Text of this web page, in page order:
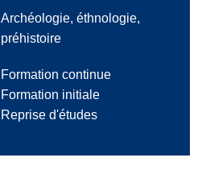
Archéologie, éthnologie,
préhistoire
Formation continue
Formation initiale
Reprise d'études